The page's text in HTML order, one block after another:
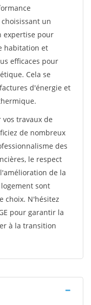
un
expertise pour
habitation et
efficaces pour
Cela se
d'énergie et
vos travaux de
de nombreux
des
le respect
de la
sont
choix. N'hésitez
pour garantir la
à la transition